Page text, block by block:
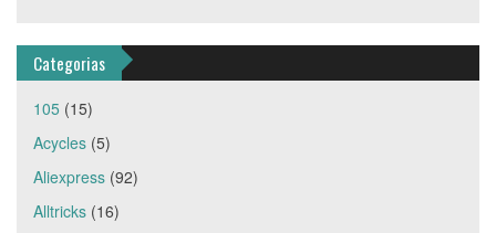
Categorias
105 (15)
Acycles (5)
Aliexpress (92)
Alltricks (16)